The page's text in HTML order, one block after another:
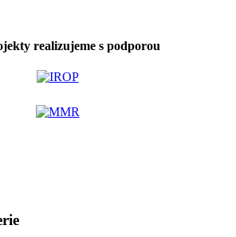
realizujeme s podporou